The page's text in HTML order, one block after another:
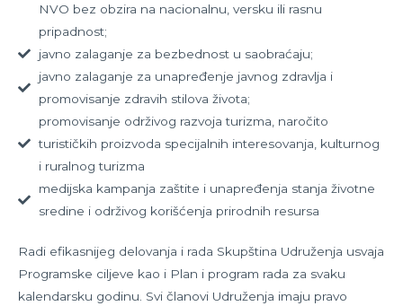
NVO bez obzira na nacionalnu, versku ili rasnu
pripadnost;
javno zalaganje za bezbednost u saobraćaju;
javno zalaganje za unapređenje javnog zdravlja i
promovisanje zdravih stilova života;
promovisanje održivog razvoja turizma, naročito
turističkih proizvoda specijalnih interesovanja, kulturnog
i ruralnog turizma
medijska kampanja zaštite i unapređenja stanja životne
sredine i održivog korišćenja prirodnih resursa
Radi efikasnijeg delovanja i rada Skupština Udruženja usvaja
Programske ciljeve kao i Plan i program rada za svaku
kalendarsku godinu. Svi članovi Udruženja imaju pravo